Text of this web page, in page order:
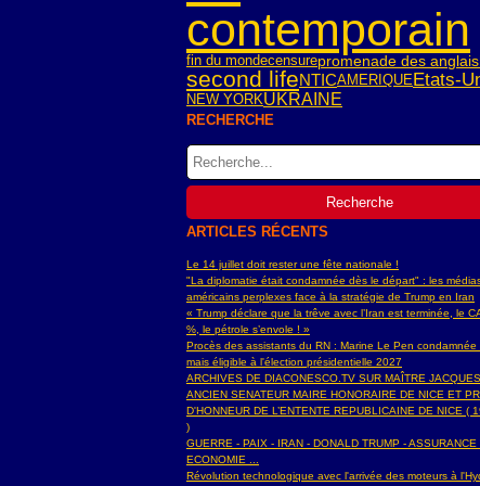
contemporain
fin du mondecensurepromenade des anglais
second lifeNTICAMERIQUEEtats-
NEW YORKUKRAINE
RECHERCHE
ARTICLES RÉCENTS
Le 14 juillet doit rester une fête nationale !
"La diplomatie était condamnée dès le départ" : les
américains perplexes face à la stratégie de Trump en Iran
« Trump déclare que la trêve avec l’Iran est terminée, le
%, le pétrole s’envole ! »
Procès des assistants du RN : Marine Le Pen condamnée
mais éligible à l'élection présidentielle 2027
ARCHIVES DE DIACONESCO.TV SUR MAÎTRE
ANCIEN SENATEUR MAIRE HONORAIRE DE NICE ET
D'HONNEUR DE L’ENTENTE REPUBLICAINE DE NICE (
)
GUERRE - PAIX - IRAN - DONALD TRUMP - ASSURANCE
ECONOMIE ...
Révolution technologique avec l'arrivée des moteurs à